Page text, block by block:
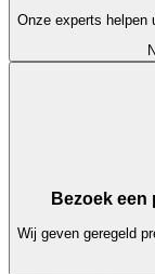
Onze experts helpen
Bezoek
Wij geven geregeld